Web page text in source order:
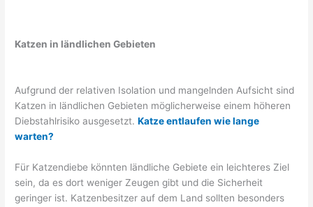
Katzen in ländlichen Gebieten
Aufgrund der relativen Isolation und mangelnden Aufsicht sind
Katzen in ländlichen Gebieten möglicherweise einem höheren
Diebstahlrisiko ausgesetzt.Katze entlaufen wie lange
warten?
Für Katzendiebe könnten ländliche Gebiete ein leichteres Ziel
sein, da es dort weniger Zeugen gibt und die Sicherheit
geringer ist. Katzenbesitzer auf dem Land sollten besonders